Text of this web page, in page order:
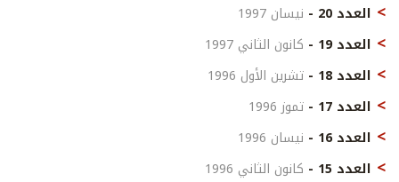
العدد 20 -
نيسان 1997
العدد 19 -
كانون الثاني 1997
العدد 18 -
تشرين الأول 1996
العدد 17 -
تموز 1996
العدد 16 -
نيسان 1996
العدد 15 -
كانون الثاني 1996